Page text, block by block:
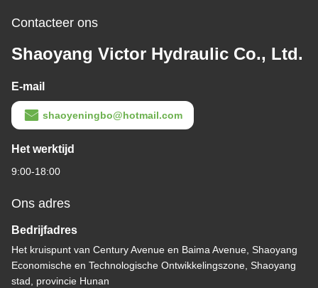
Contacteer ons
Shaoyang Victor Hydraulic Co., Ltd.
E-mail
shaoyeningbo@hotmail.com
Het werktijd
9:00-18:00
Ons adres
Bedrijfadres
Het kruispunt van Century Avenue en Baima Avenue, Shaoyang
Economische en Technologische Ontwikkelingszone, Shaoyang
stad, provincie Hunan